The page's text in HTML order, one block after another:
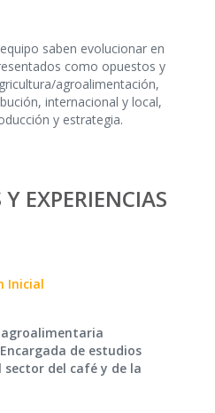
saben evolucionar en
como opuestos y
agroalimentación,
internacional y local,
y estrategia.
EXPERIENCIAS
Inicial
agroalimentaria
de estudios
sector del café y de la